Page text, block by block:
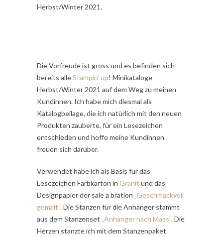
Herbst/Winter 2021.
Die Vorfreude ist gross und es befinden sich
bereits alleStampin’ up! Minikataloge
Herbst/Winter 2021 auf dem Weg zu meinen
Kundinnen. Ich habe mich diesmal als
Katalogbeilage, die ich natürlich mit den neuen
Produkten zauberte, für ein Lesezeichen
entschieden und hoffe meine Kundinnen
freuen sich darüber.
Verwendet habe ich als Basis für das
Lesezeichen Farbkarton in Granit und das
Designpapier der sale a bration „Geschmackvoll
gemalt“. Die Stanzen für die Anhänger stammt
aus dem Stanzenset „Anhänger nach Mass“. Die
Herzen stanzte ich mit dem Stanzenpaket